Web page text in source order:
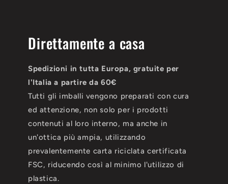
Direttamente a casa
Spedizioni in tutta Europa, gratuite per
l'Italia a partire da 60€
Tutti gli imballi vengono preparati con cura
ed attenzione, non solo per i prodotti
contenuti al loro interno, ma anche in
un'ottica più ampia, utilizzando
prevalentemente carta riciclata certificata
FSC, riducendo così al minimo l'utilizzo di
plastica.